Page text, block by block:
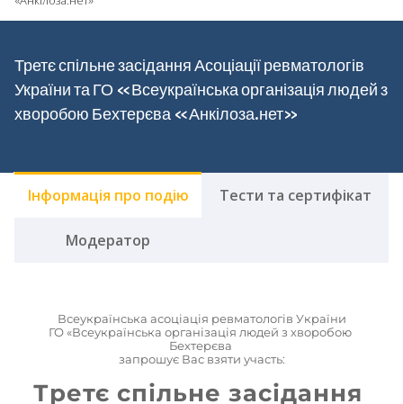
Третє спільне засідання Асоціації ревматологів
України та ГО «Всеукраїнська організація людей з
хворобою Бехтерєва «Анкілоза.нет»
Інформація про подію Тести та сертифікат
Модератор
Всеукраїнська асоціація ревматологів України
ГО «Всеукраїнська організація людей з хворобою
Бехтерєва
запрошує Вас взяти участь:
Третє спільне засідання